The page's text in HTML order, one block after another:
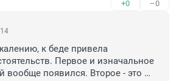
+0 –0
к беде привела
Первое и изначальное
вообще появился. Второе - это